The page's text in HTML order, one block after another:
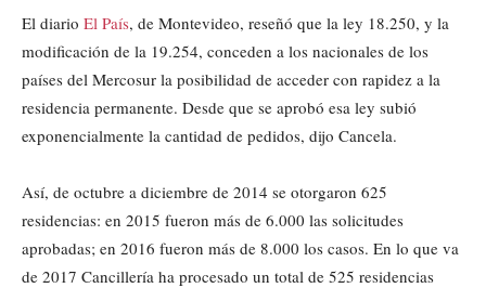
El diario El País, de Montevideo, reseñó que la ley 18.250, y la
modificación de la 19.254, conceden a los nacionales de los
países del Mercosur la posibilidad de acceder con rapidez a la
residencia permanente. Desde que se aprobó esa ley subió
exponencialmente la cantidad de pedidos, dijo Cancela.
Así, de octubre a diciembre de 2014 se otorgaron 625
residencias: en 2015 fueron más de 6.000 las solicitudes
aprobadas; en 2016 fueron más de 8.000 los casos. En lo que va
de 2017 Cancillería ha procesado un total de 525 residencias